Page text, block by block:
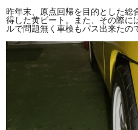
昨年末、原点回帰を目的とした総
得した黄ビート。また、その際に
ルで問題無く車検もパス出来たの